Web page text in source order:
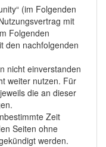
(im Folgenden
mit
Folgenden
den nachfolgenden
nicht einverstanden
weiter nutzen. Für
die an dieser
Zeit
Seiten ohne
werden.